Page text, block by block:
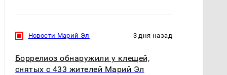
Новости Марий Эл 3 дня назад
Боррелиоз обнаружили у клещей,
снятых с 433 жителей Марий Эл